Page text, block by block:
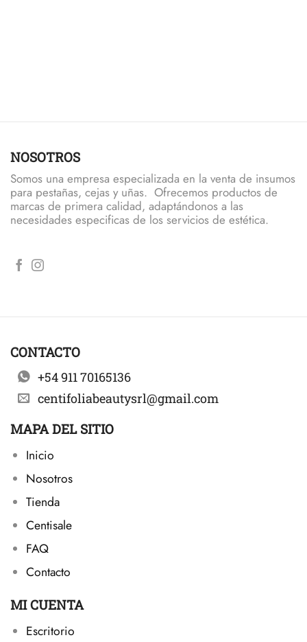
NOSOTROS
Somos una empresa especializada en la venta de insumos
para pestañas, cejas y uñas. Ofrecemos productos de
marcas de primera calidad, adaptándonos a las
necesidades especificas de los servicios de estética.
CONTACTO
+54 911 70165136
centifoliabeautysrl@gmail.com
MAPA DEL SITIO
Inicio
Nosotros
Tienda
Centisale
FAQ
Contacto
MI CUENTA
Escritorio